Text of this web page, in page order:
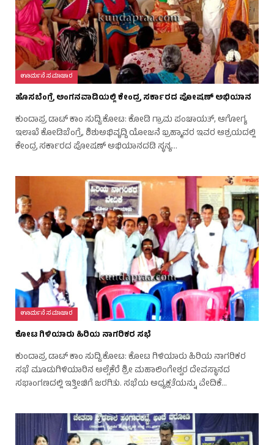
ಊರ್ಮನೆ ಸಮಾಚಾರ
ಹೊಸಬೆಂಗ್ರೆ ಅಂಗನವಾಡಿಯಲ್ಲಿ ಕೇಂದ್ರ ಸರ್ಕಾರದ ಪೋಷಣ್ ಅಭಿಯಾನ
ಕುಂದಾಪ್ರ ಡಾಟ್‌ ಕಾಂ ಸುದ್ದಿ.ಕೋಟ: ಕೋಡಿ ಗ್ರಾಮ ಪಂಚಾಯತ್, ಆಗೋಗ್ಯ
ಇಲಾಖೆ ಕೋಡಿಬೆಂಗ್ರೆ, ಶಿಶುಅಭಿವೃದ್ದಿ ಯೋಜನೆ ಬ್ರಹ್ಮಾವರ ಇವರ ಆಶ್ರಯದಲ್ಲಿ
ಕೇಂದ್ರ ಸರ್ಕಾರದ ಪೋಷಣ್ ಅಭಿಯಾನದಡಿ ಸ್ಥನ್ಯ…
ಊರ್ಮನೆ ಸಮಾಚಾರ
ಕೋಟ ಗಿಳಿಯಾರು ಹಿರಿಯ ನಾಗರಿಕರ ಸಭೆ
ಕುಂದಾಪ್ರ ಡಾಟ್‌ ಕಾಂ ಸುದ್ದಿ.ಕೋಟ: ಕೋಟ ಗಿಳಿಯಾರು ಹಿರಿಯ ನಾಗರಿಕರ
ಸಭೆ ಮೂಡುಗಿಳಿಯಾರಿನ ಅಲ್ಸೆಕೆರೆ ಶ್ರೀ ಮಹಾಲಿಂಗೇಶ್ವರ ದೇವಸ್ಥಾನದ
ಸಭಾಂಗಣದಲ್ಲಿ ಇತ್ತೀಚಿಗೆ ಜರಗಿತು. ಸಭೆಯ ಅಧ್ಯಕ್ಷತೆಯನ್ನು ವೇದಿಕೆ…